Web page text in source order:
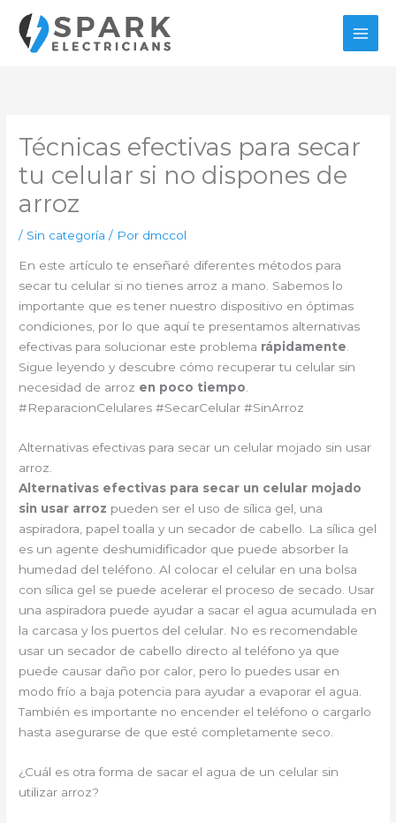
contenido
Técnicas efectivas para secar
tu celular si no dispones de
arroz
/ Sin categoría / Por dmccol
En este artículo te enseñaré diferentes métodos para
secar tu celular si no tienes arroz a mano. Sabemos lo
importante que es tener nuestro dispositivo en óptimas
condiciones, por lo que aquí te presentamos alternativas
efectivas para solucionar este problema rápidamente.
Sigue leyendo y descubre cómo recuperar tu celular sin
necesidad de arroz en poco tiempo.
#ReparacionCelulares #SecarCelular #SinArroz
Alternativas efectivas para secar un celular mojado sin usar
arroz.
Alternativas efectivas para secar un celular mojado
sin usar arroz pueden ser el uso de sílica gel, una
aspiradora, papel toalla y un secador de cabello. La sílica gel
es un agente deshumidificador que puede absorber la
humedad del teléfono. Al colocar el celular en una bolsa
con sílica gel se puede acelerar el proceso de secado. Usar
una aspiradora puede ayudar a sacar el agua acumulada en
la carcasa y los puertos del celular. No es recomendable
usar un secador de cabello directo al teléfono ya que
puede causar daño por calor, pero lo puedes usar en
modo frío a baja potencia para ayudar a evaporar el agua.
También es importante no encender el teléfono o cargarlo
hasta asegurarse de que esté completamente seco.
¿Cuál es otra forma de sacar el agua de un celular sin
utilizar arroz?